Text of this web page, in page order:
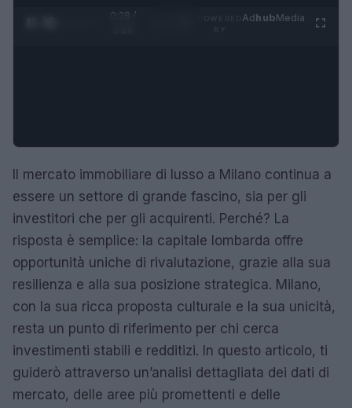
0:29 /
AdhubMedia
Il mercato immobiliare di lusso a Milano continua a
essere un settore di grande fascino, sia per gli
investitori che per gli acquirenti. Perché? La
risposta è semplice: la capitale lombarda offre
opportunità uniche di rivalutazione, grazie alla sua
resilienza e alla sua posizione strategica. Milano,
con la sua ricca proposta culturale e la sua unicità,
resta un punto di riferimento per chi cerca
investimenti stabili e redditizi. In questo articolo, ti
guiderò attraverso un’analisi dettagliata dei dati di
mercato, delle aree più promettenti e delle